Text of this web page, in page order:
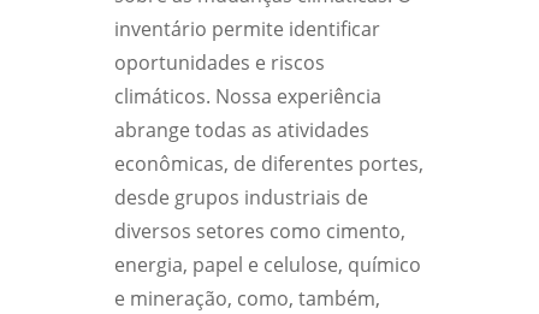
inventário permite identificar
oportunidades e riscos
climáticos. Nossa experiência
abrange todas as atividades
econômicas, de diferentes portes,
desde grupos industriais de
diversos setores como cimento,
energia, papel e celulose, químico
e mineração, como, também,